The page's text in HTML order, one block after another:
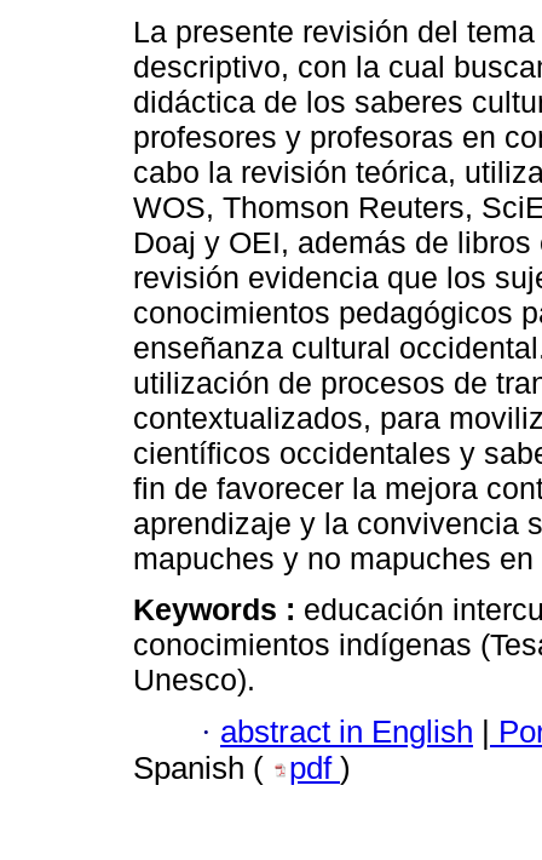
La presente revisión del
descriptivo, con la cual
didáctica de los saberes
profesores y profesoras en
cabo la revisión teórica,
WOS, Thomson Reuters,
Doaj y OEI, además de
revisión evidencia que los
conocimientos pedagógicos
enseñanza cultural
utilización de procesos de
contextualizados, para
científicos occidentales y
fin de favorecer la mejora
aprendizaje y la convivencia
mapuches y no mapuches
Keywords : educación
conocimientos indígenas
Unesco).
· abstract in English |
Spanish (
pdf )